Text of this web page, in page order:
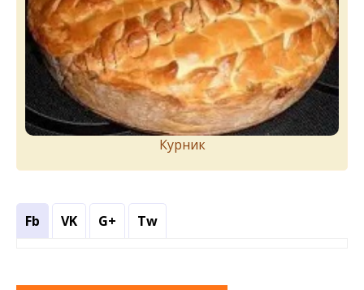
Курник
Fb VK G+ Tw